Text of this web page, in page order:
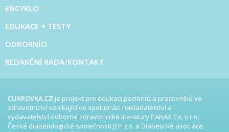
ENCYKLO
EDUKACE + TESTY
ODBORNÍCI
REDAKČNÍ RADA/KONTAKT
CUKROVKA.CZ je projekt pro edukaci pacientů a pracovníků ve
zdravotnictví vznikající ve spolupráci nakladatelství a
vydavatelství odborné zdravotnické literatury PANAX Co, s.r.o.,
České diabetologické společnosti JEP z.s. a Diabetické asociace